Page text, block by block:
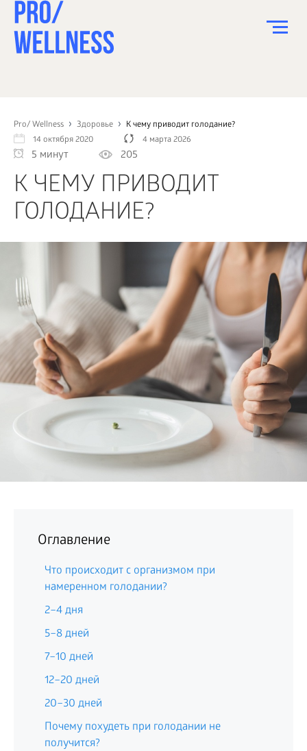
Pro/ Wellness Здоровье
К чему приводит голодание?
14 октября 2020
4 марта 2026
5 минут 205
К ЧЕМУ ПРИВОДИТ
ГОЛОДАНИЕ?
Оглавление
Что происходит с организмом при
намеренном голодании?
2–4 дня
5–8 дней
7–10 дней
12–20 дней
20–30 дней
Почему похудеть при голодании не
получится?
СПОРТ
ЗДОРОВЬЕ
КРАСОТА
ПСИХОЛОГИЯ
КАК?
БИЗНЕС